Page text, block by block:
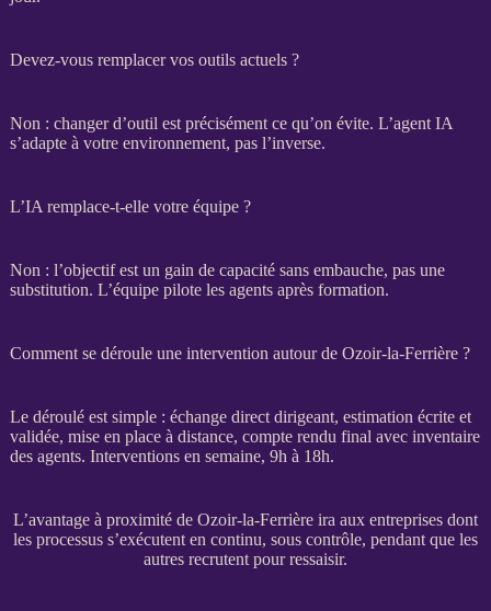
Devez-vous remplacer vos outils actuels ?
Non : changer d’outil est précisément ce qu’on évite. L’agent IA
s’adapte à votre environnement, pas l’inverse.
L’IA remplace-t-elle votre équipe ?
Non : l’objectif est un gain de capacité sans embauche, pas une
substitution. L’équipe pilote les agentsaprès formation.
Comment se déroule une intervention autour de Ozoir-la-Ferrière ?
Le déroulé est simple : échange direct dirigeant, estimation écrite et
validée, mise en place à distance, compte rendu final avec inventaire
des agents. Interventions en semaine, 9h à 18h.
L’avantage à proximité de Ozoir-la-Ferrière ira aux entreprises dont
les processus s’exécutent en continu, sous contrôle, pendant que les
autres recrutent pour ressaisir.